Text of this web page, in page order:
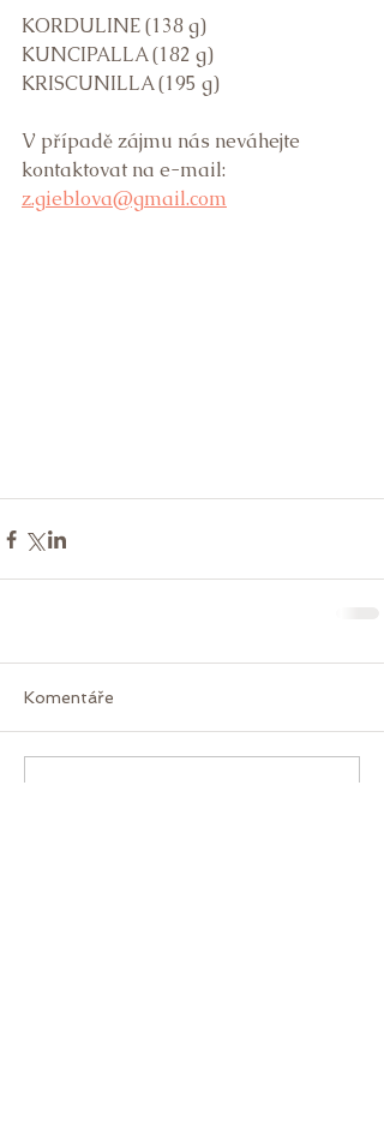
KORDULINE (138 g)
KUNCIPALLA (182 g)
KRISCUNILLA (195 g)
V případě zájmu nás neváhejte
kontaktovat na e-mail:
z.gieblova@gmail.com
Komentáře